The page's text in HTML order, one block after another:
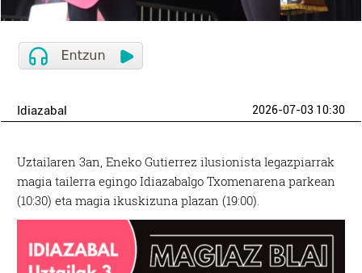
Idiazabal 2026-07-03 10:30
Uztailaren 3an, Eneko Gutierrez ilusionista legazpiarrak
magia tailerra egingo Idiazabalgo Txomenarena parkean
(10:30) eta magia ikuskizuna plazan (19:00).